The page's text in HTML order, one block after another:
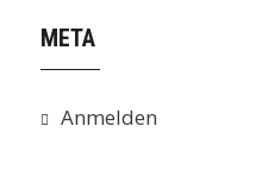
META
Anmelden